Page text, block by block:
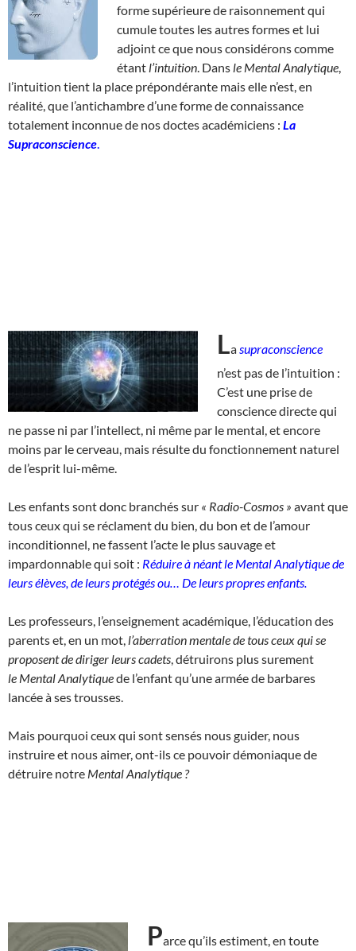
forme supérieure de raisonnement qui
cumule toutes les autres formes et lui
adjoint ce que nous considérons comme
étant l’intuition . Dans le Mental Analytique
l’intuition tient la place prépondérante mais elle n’est, en
réalité, que l’antichambre d’une forme de connaissance
totalement inconnue de nos doctes académiciens : La
Supraconscience
La supraconscience
n’est pas de l’intuition :
C’est une prise de
conscience directe qui
ne passe ni par l’intellect, ni même par le mental, et encore
moins par le cerveau, mais résulte du fonctionnement naturel
de l’esprit lui-même.
Les enfants sont donc branchés sur « Radio-Cosmos » avant que
tous ceux qui se réclament du bien, du bon et de l’amour
inconditionnel, ne fassent l’acte le plus sauvage et
impardonnable qui soit : Réduire à néant le Mental Analytique de
leurs élèves, de leurs protégés ou…
De leurs propres enfants.
Les professeurs, l’enseignement académique, l’éducation des
parents et, en un mot, l’aberration mentale de tous ceux qui se
proposent de diriger leurs cadets , détruirons plus surement
le Mental Analytiquede l’enfant qu’une armée de barbares
lancée à ses trousses.
Mais pourquoi ceux qui sont sensés nous guider, nous
instruire et nous aimer, ont-ils ce pouvoir démoniaque de
détruire notre Mental Analytique ?
Parce qu’ils estiment, en toute